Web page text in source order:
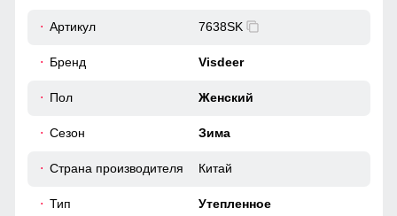
Удобно расстёгивается снизу, не стесняет движения,
транспорте.
Это практичное и удобное решение для повседневного
другие необходимые мелочи, позволяя обойтись без
ветра, что делает их идеальными для холодной погоды.
Артикул 7638SK
Бренд Visdeer
Пол Женский
Сезон Зима
Страна производителя Китай
Тип Утепленное